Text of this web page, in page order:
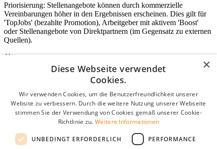
Priorisierung: Stellenangebote können durch kommerzielle
Vereinbarungen höher in den Ergebnissen erscheinen. Dies gilt für
'TopJobs' (bezahlte Promotion), Arbeitgeber mit aktivem 'Boost'
oder Stellenangebote von Direktpartnern (im Gegensatz zu externen
Quellen).
Login für Unternehmen
E-Mail*
Passwort
Angemeldet bleiben
Passwort vergessen?
×
Diese Webseite verwendet
Cookies.
Wir verwenden Cookies, um die Benutzerfreundlichkeit unserer
Website zu verbessern. Durch die weitere Nutzung unserer Webseite
stimmen Sie der Verwendung von Cookies gemäß unserer Cookie-
Richtlinie zu. Weitere Informationen
UNBEDINGT ERFORDERLICH PERFORMANCE